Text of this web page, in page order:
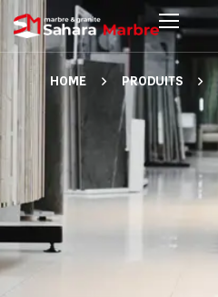
HOME PRODUITS